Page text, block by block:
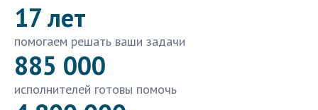
17 лет
помогаем решать ваши задачи
885 000
исполнителей готовы помочь